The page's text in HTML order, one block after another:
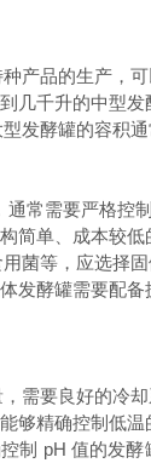
品的生产，
千升的中型发
酵罐的容积
常需要严格
简单、成本较低
等，应选择
酵罐需要配
要良好的冷
够精确控制低温
pH 值的发